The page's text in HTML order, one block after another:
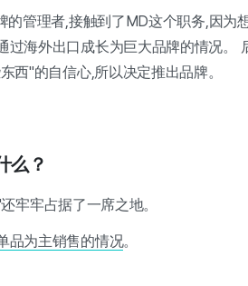
管理者,接触到了MD这个职务,因为
海外出口成长为巨大品牌的情况。
西"的自信心,所以决定推出品牌。
么？
牢牢占据了一席之地。
品为主销售的情况。